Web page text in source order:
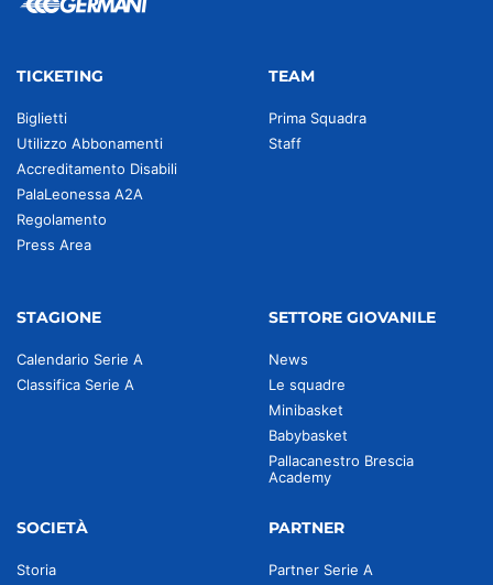
TICKETING
Biglietti
Utilizzo Abbonamenti
Accreditamento Disabili
PalaLeonessa A2A
Regolamento
Press Area
TEAM
Prima Squadra
Staff
STAGIONE
Calendario Serie A
Classifica Serie A
SETTORE GIOVANILE
News
Le squadre
Minibasket
Babybasket
Pallacanestro Brescia
Academy
SOCIETÀ
Storia
PARTNER
Partner Serie A